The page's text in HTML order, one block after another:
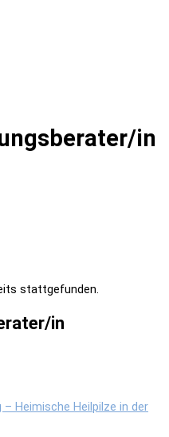
in
stattgefunden.
in
– Heimische Heilpilze in der